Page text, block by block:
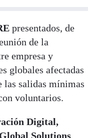
presentados, de
de la
empresa y
globales afectadas
las salidas mínimas
voluntarios.
Digital,
Solutions,